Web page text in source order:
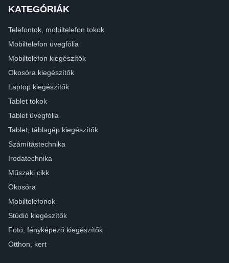
KATEGÓRIÁK
Telefontok, mobiltelefon tokok
Mobiltelefon üvegfólia
Mobiltelefon kiegészítők
Okosóra kiegészítők
Laptop kiegészítők
Tablet tokok
Tablet üvegfólia
Tablet, táblagép kiegészítők
Számítástechnika
Irodatechnika
Műszaki cikk
Okosóra
Mobiltelefonok
Stúdió kiegészítők
Fotó, fényképező kiegészítők
Otthon, kert